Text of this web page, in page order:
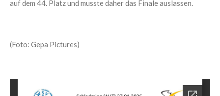
auf dem 44. Platz und musste daher das Finale auslassen.
(Foto: Gepa Pictures)